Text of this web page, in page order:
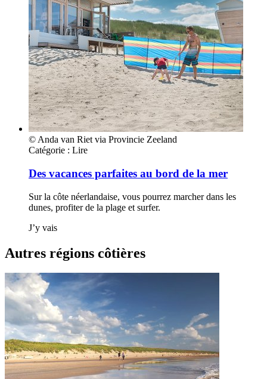
© Anda van Riet via Provincie Zeeland
Catégorie : Lire
Des vacances parfaites au bord de la mer
Sur la côte néerlandaise, vous pourrez marcher dans les
dunes, profiter de la plage et surfer.
J’y vais
Autres régions côtières